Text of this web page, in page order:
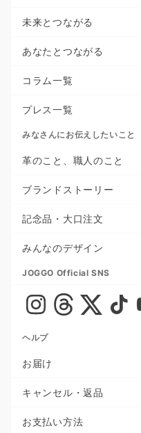
未来とつながる
あなたとつながる
コラム一覧
プレス一覧
みなさんにお伝えしたいこと
革のこと、職人のこと
ブランドストーリー
記念品・大口注文
みんなのデザイン
JOGGO Official SNS
ヘルプ
お届け
キャンセル・返品
お支払い方法